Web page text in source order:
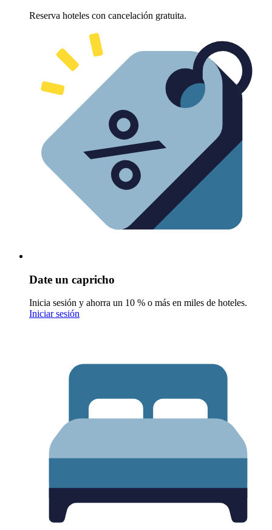
Reserva hoteles con cancelación gratuita.
Date un capricho
Inicia sesión y ahorra un 10 % o más en miles de hoteles.
Iniciar sesión